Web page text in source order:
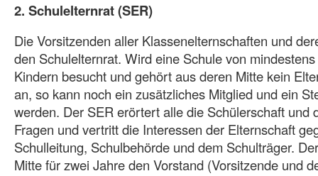
2. Schulelternrat (SER)
Die Vorsitzenden aller Klassenelternschaften und
den Schulelternrat. Wird eine Schule von
Kindern besucht und gehört aus deren Mitte kein
an, so kann noch ein zusätzliches Mitglied und ein
werden. Der SER erörtert alle die Schülerschaft und
Fragen und vertritt die Interessen der Elternschaft
Schulleitung, Schulbehörde und dem Schulträger.
Mitte für zwei Jahre den Vorstand (Vorsitzende und